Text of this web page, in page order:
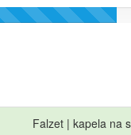
Falzet | kapela na